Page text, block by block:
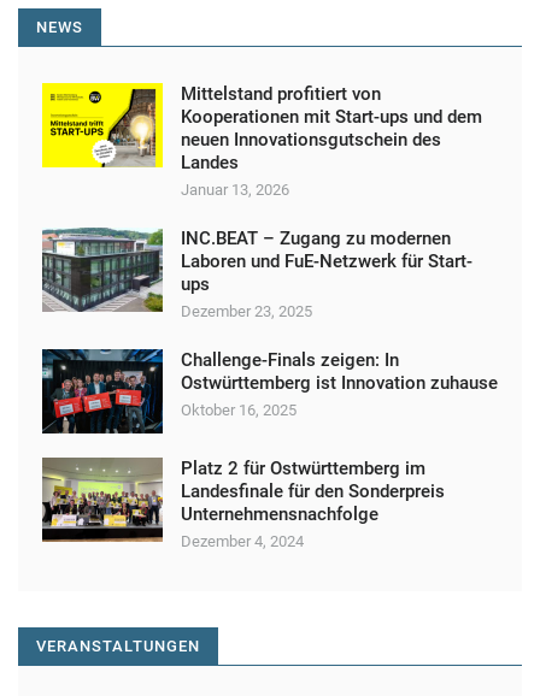
NEWS
Mittelstand profitiert von
Kooperationen mit Start-ups und dem
neuen Innovationsgutschein des
Landes
Januar 13, 2026
INC.BEAT – Zugang zu modernen
Laboren und FuE-Netzwerk für Start-
ups
Dezember 23, 2025
Challenge-Finals zeigen: In
Ostwürttemberg ist Innovation zuhause
Oktober 16, 2025
Platz 2 für Ostwürttemberg im
Landesfinale für den Sonderpreis
Unternehmensnachfolge
Dezember 4, 2024
VERANSTALTUNGEN